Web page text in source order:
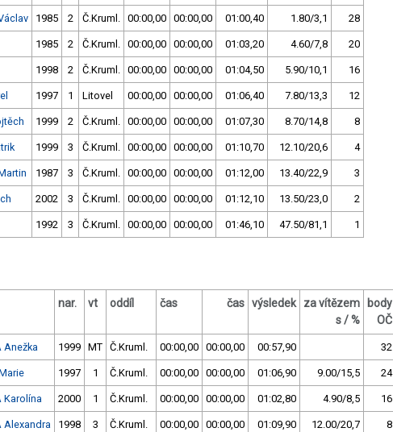
1985 2 Č.Kruml. 00:00,00 00:00,00 01:00,40 1.80/3,1 28
1985 2 Č.Kruml. 00:00,00 00:00,00 01:03,20 4.60/7,8 20
1998 2 Č.Kruml. 00:00,00 00:00,00 01:04,50 5.90/10,1 16
1997 1 Litovel 00:00,00 00:00,00 01:06,40 7.80/13,3 12
1999 2 Č.Kruml. 00:00,00 00:00,00 01:07,30 8.70/14,8 8
1999 3 Č.Kruml. 00:00,00 00:00,00 01:10,70 12.10/20,6 4
1987 3 Č.Kruml. 00:00,00 00:00,00 01:12,00 13.40/22,9 3
2002 3 Č.Kruml. 00:00,00 00:00,00 01:12,10 13.50/23,0 2
1992 3 Č.Kruml. 00:00,00 00:00,00 01:46,10 47.50/81,1 1
nar. vt oddíl čas čas výsledek
za vítězem
s / %
body
OČ
Anežka 1999 MT Č.Kruml. 00:00,00 00:00,00 00:57,90 32
1997 1 Č.Kruml. 00:00,00 00:00,00 01:06,90 9.00/15,5 24
Karolína 2000 1 Č.Kruml. 00:00,00 00:00,00 01:02,80 4.90/8,5 16
Alexandra 1998 3 Č.Kruml. 00:00,00 00:00,00 01:09,90 12.00/20,7 8